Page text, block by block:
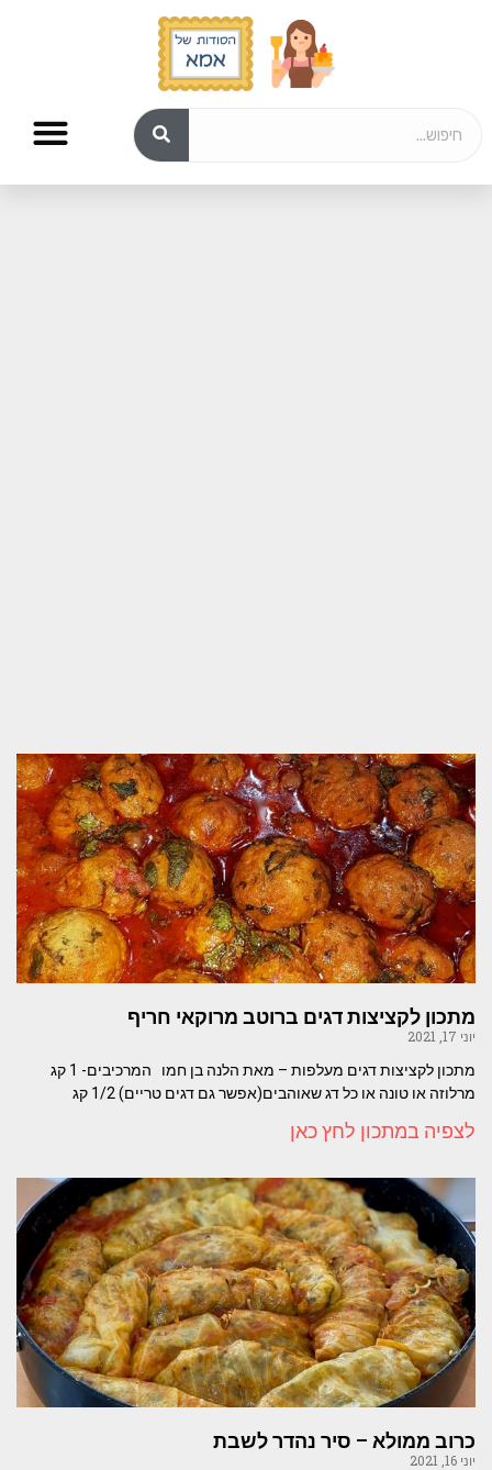
מתכונים לשבת
מתכון לקציצות דגים ברוטב מרוקאי חריף
יוני 17, 2021
מתכון לקציצות דגים מעלפות – מאת הלנה בן חמו המרכיבים- 1 קג
מרלוזה או טונה או כל דג שאוהבים(אפשר גם דגים טריים) 1/2 קג
לצפיה במתכון לחץ כאן
כרוב ממולא – סיר נהדר לשבת
יוני 16, 2021